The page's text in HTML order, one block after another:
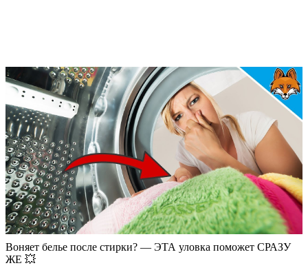
Воняет белье после стирки? — ЭТА уловка поможет СРАЗУ
ЖЕ 💥